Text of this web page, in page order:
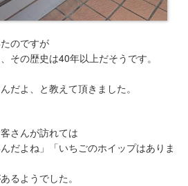
のですが
その歴史は40年以上だそうです。
だよ、と教えて頂きました。
さんが訪れては
だよね」「いちごのホイップはありま
るようでした。